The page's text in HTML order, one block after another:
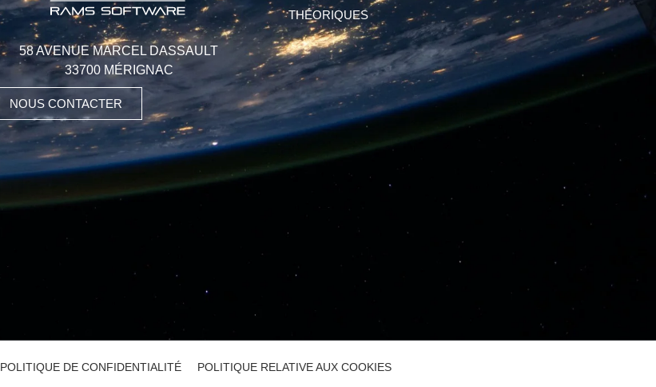
58 AVENUE MARCEL DASSAULT
33700 MÉRIGNAC
NOUS CONTACTER
THÉORIQUES
POLITIQUE DE CONFIDENTIALITÉ POLITIQUE RELATIVE AUX COOKIES